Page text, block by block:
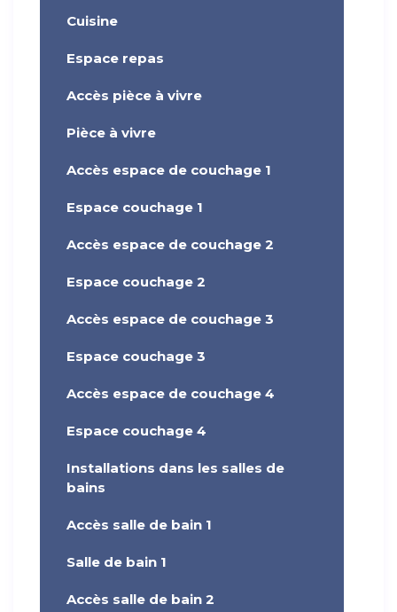
Cuisine
Espace repas
Accès pièce à vivre
Pièce à vivre
Accès espace de couchage 1
Espace couchage 1
Accès espace de couchage 2
Espace couchage 2
Accès espace de couchage 3
Espace couchage 3
Accès espace de couchage 4
Espace couchage 4
Installations dans les salles de
bains
Accès salle de bain 1
Salle de bain 1
Accès salle de bain 2